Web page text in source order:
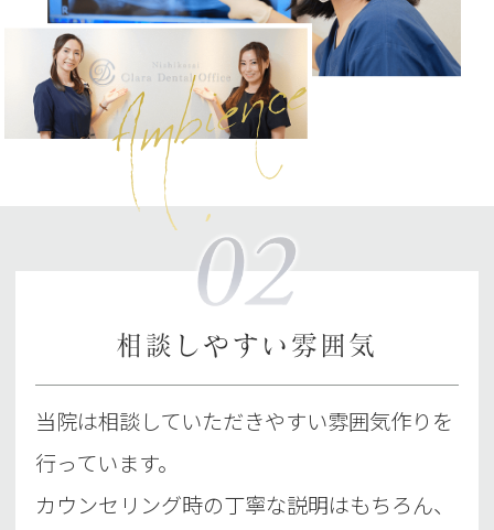
相談しやすい雰囲気
当院は相談していただきやすい雰囲気作りを
行っています。
カウンセリング時の丁寧な説明はもちろん、
Ambience